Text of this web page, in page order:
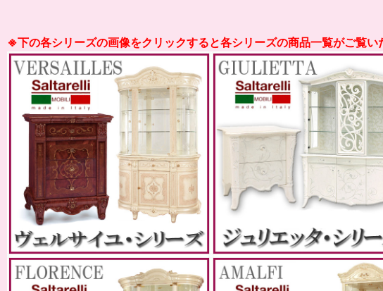
※下の各シリーズの画像をクリックすると各シリーズの商品一覧がご覧い